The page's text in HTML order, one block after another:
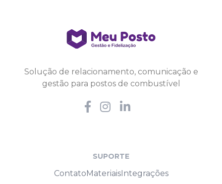
Solução de relacionamento, comunicação e
gestão para postos de combustível
SUPORTE
ContatoMateriaisIntegrações